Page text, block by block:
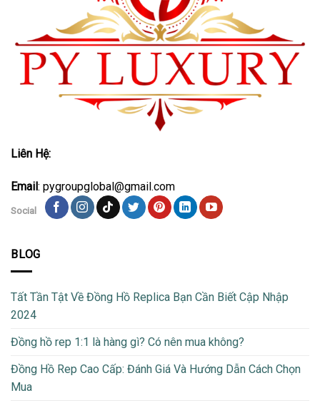
Liên Hệ:
Email: pygroupglobal@gmail.com
Social
BLOG
Tất Tần Tật Về Đồng Hồ Replica Bạn Cần Biết Cập Nhập
2024
Đồng hồ rep 1:1 là hàng gì? Có nên mua không?
Đồng Hồ Rep Cao Cấp: Đánh Giá Và Hướng Dẫn Cách Chọn
Mua